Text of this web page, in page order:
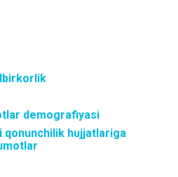
demografiyasi
qonunchilik hujjatlariga